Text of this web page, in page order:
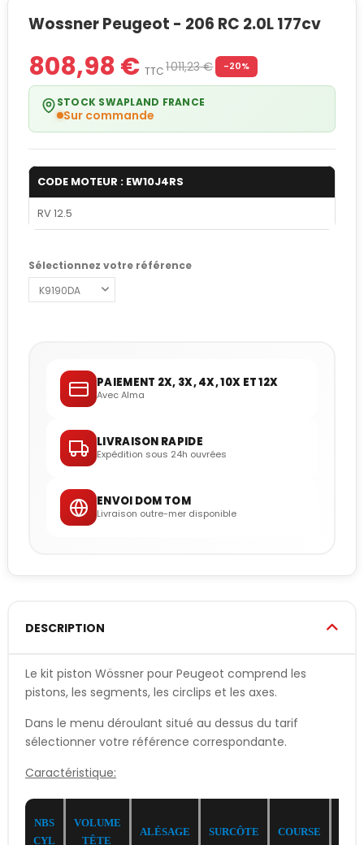
Wossner Peugeot - 206 RC 2.0L 177cv
808,98 € TTC1 011,23 € -20%
STOCK SWAPLAND FRANCE
Sur commande
CODE MOTEUR : EW10J4RS
RV 12.5
Sélectionnez votre référence
PAIEMENT 2X, 3X, 4X, 10X ET 12X
Avec Alma
LIVRAISON RAPIDE
Expédition sous 24h ouvrées
ENVOI DOM TOM
Livraison outre-mer disponible
DESCRIPTION
Le kit piston Wössner pour Peugeot comprend les
pistons, les segments, les circlips et les axes.
Dans le menu déroulant situé au dessus du tarif
sélectionner votre référence correspondante.
Caractéristique:
NBS
CYL
VOLUME
TÊTE
ALÉSAGE SURCÔTE COURSE